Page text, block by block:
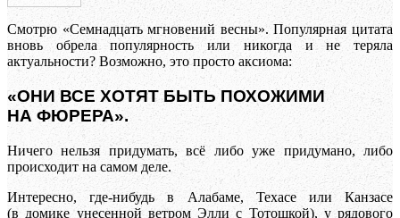
Смотрю «Семнадцать мгновений весны». Популярная цитата
вновь обрела популярность или никогда и не теряла
актуальности? Возможно, это просто аксиома:
«ОНИ ВСЕ ХОТЯТ БЫТЬ ПОХОЖИМИ
НА ФЮРЕРА».
Ничего нельзя придумать, всё либо уже придумано, либо
происходит на самом деле.
Интересно, где-нибудь в Алабаме, Техасе или Канзасе
(в домике унесенной ветром Элли с Тотошкой), у рядового